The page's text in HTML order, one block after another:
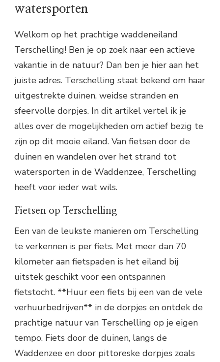
watersporten
Welkom op het prachtige waddeneiland
Terschelling! Ben je op zoek naar een actieve
vakantie in de natuur? Dan ben je hier aan het
juiste adres. Terschelling staat bekend om haar
uitgestrekte duinen, weidse stranden en
sfeervolle dorpjes. In dit artikel vertel ik je
alles over de mogelijkheden om actief bezig te
zijn op dit mooie eiland. Van fietsen door de
duinen en wandelen over het strand tot
watersporten in de Waddenzee, Terschelling
heeft voor ieder wat wils.
Fietsen op Terschelling
Een van de leukste manieren om Terschelling
te verkennen is per fiets. Met meer dan 70
kilometer aan fietspaden is het eiland bij
uitstek geschikt voor een ontspannen
fietstocht. **Huur een fiets bij een van de vele
verhuurbedrijven** in de dorpjes en ontdek de
prachtige natuur van Terschelling op je eigen
tempo. Fiets door de duinen, langs de
Waddenzee en door pittoreske dorpjes zoals